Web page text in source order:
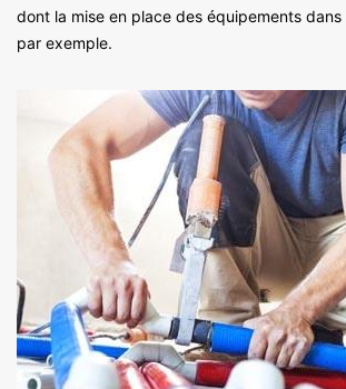
dont la mise en place des équipements
par exemple.